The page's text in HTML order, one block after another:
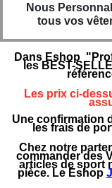
Nous
tous vos
Dans Eshop
les BEST-
Les prix ci-
Une confirmation
les frais de
Chez notre
commander des
articles de sport
pièce. Le Eshop